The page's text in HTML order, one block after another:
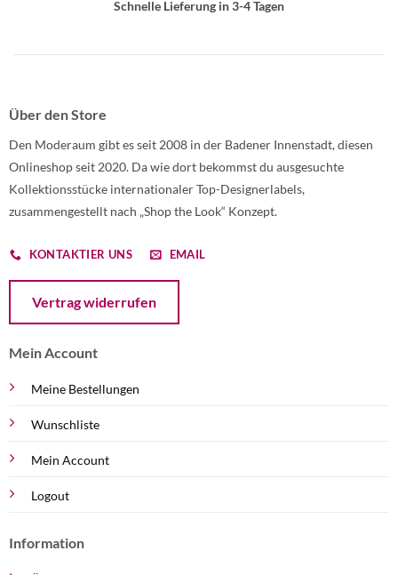
Schnelle Lieferung in 3-4 Tagen
Über den Store
Den Moderaum gibt es seit 2008 in der Badener Innenstadt, diesen
Onlineshop seit 2020. Da wie dort bekommst du ausgesuchte
Kollektionsstücke internationaler Top-Designerlabels,
zusammengestellt nach „Shop the Look“ Konzept.
KONTAKTIER UNS EMAIL
Vertrag widerrufen
Mein Account
Meine Bestellungen
Wunschliste
Mein Account
Logout
Information